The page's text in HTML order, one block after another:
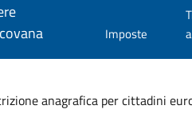
Imposte
anagrafica per cittadini